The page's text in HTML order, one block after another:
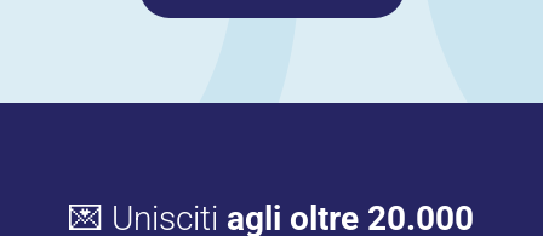
💌 Unisciti agli oltre 20.000